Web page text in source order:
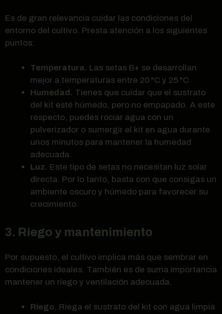
Es de gran relevancia cuidar las condiciones del
entorno del cultivo. Presta atención a los siguientes
puntos:
Temperatura. Las setas B+ se desarrollan
mejor a temperaturas entre 20 °C y 25 °C.
Humedad. Tienes que cuidar que el sustrato
del kit esté húmedo, pero no empapado. A este
respecto, puedes rociar agua con un
pulverizador o sumergir el kit en agua durante
unos minutos para mantener la humedad
adecuada.
Luz. Este tipo de setas no necesitan luz solar
directa. Por lo tanto, basta con que consigas un
ambiente oscuro y húmedo para favorecer su
crecimiento.
3. Riego y mantenimiento
Por supuesto, el cultivo implica más que sembrar en
condiciones ideales. También es de suma importancia
mantener un riego y ventilación adecuada.
Riego. Riega el sustrato del kit con agua limpia